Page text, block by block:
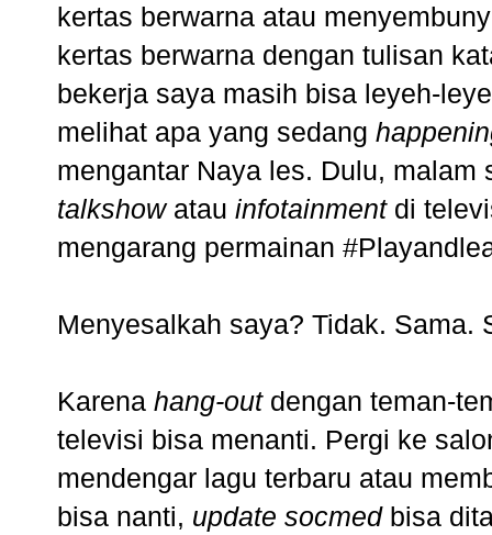
kertas berwarna atau
kertas berwarna dengan tulisan
bekerja saya masih bisa leyeh-
melihat apa yang sedang
mengantar Naya les. Dulu,
talkshowatau infotainmentdi
mengarang permainan
Menyesalkah saya? Tidak. Sama.
Karena hang-outdengan teman-
televisi bisa menanti. Pergi ke
mendengar lagu terbaru atau
bisa nanti, update socmedbisa